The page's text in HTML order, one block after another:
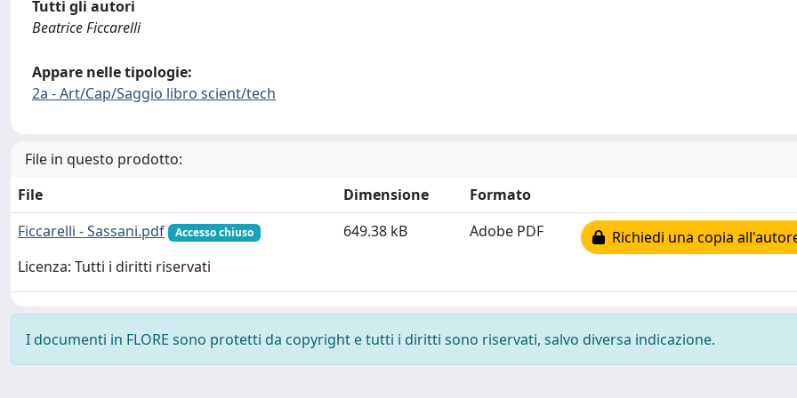
Tutti gli autori
Beatrice Ficcarelli
Appare nelle tipologie:
2a - Art/Cap/Saggio libro scient/tech
File in questo prodotto:
File
Dimensione
Formato
Ficcarelli - Sassani.pdf
Accesso chiuso
Licenza: Tutti i diritti riservati
649.38 kB Adobe PDF Richiedi una copia
I documenti in FLORE sono protetti da copyright e tutti i diritti sono riservati, salvo diversa indicazione.